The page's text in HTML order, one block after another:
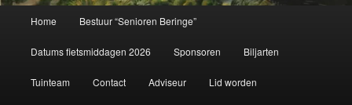
Home Bestuur “Senioren Beringe”
Datums fietsmiddagen 2026 Sponsoren Biljarten
Tuinteam Contact Adviseur Lid worden